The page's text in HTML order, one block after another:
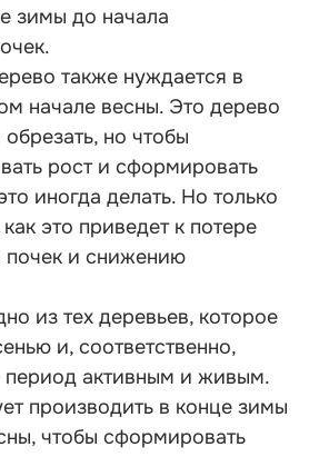
зимы до начала
также нуждается в
начале весны. Это дерево
обрезать, но чтобы
рост и сформировать
иногда делать. Но только
это приведет к потере
почек и снижению
из тех деревьев, которое
и, соответственно,
период активным и живым.
производить в конце зимы
чтобы сформировать